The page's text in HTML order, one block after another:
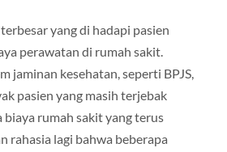
yang di hadapi pasien
perawatan di rumah sakit.
jaminan kesehatan, seperti BPJS,
pasien yang masih terjebak
biaya rumah sakit yang terus
rahasia lagi bahwa beberapa